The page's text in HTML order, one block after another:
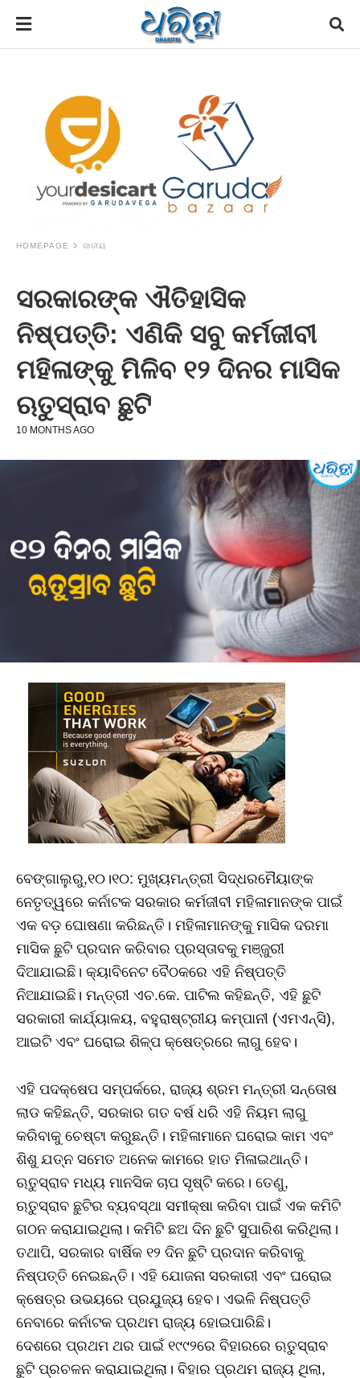
HOMEPAGE ଜାତୀୟ
ସରକାରଙ୍କ ଐତିହାସିକ
ନିଷ୍ପତ୍ତି: ଏଣିକି ସବୁ କର୍ମଜୀବୀ
ମହିଳାଙ୍କୁ ମିଳିବ ୧୨ ଦିନର ମାସିକ
ଋତୁସ୍ରାବ ଛୁଟି
10 MONTHS AGO
ବେଙ୍ଗାଲୁରୁ,୧୦।୧୦: ମୁଖ୍ୟମନ୍ତ୍ରୀ ସିଦ୍ଧରମୈୟାଙ୍କ
ନେତୃତ୍ୱରେ କର୍ନାଟକ ସରକାର କର୍ମଜୀବୀ ମହିଳାମାନଙ୍କ ପାଇଁ
ଏକ ବଡ଼ ଘୋଷଣା କରିଛନ୍ତି। ମହିଳାମାନଙ୍କୁ ମାସିକ ଦରମା
ମାସିକ ଛୁଟି ପ୍ରଦାନ କରିବାର ପ୍ରସ୍ତାବକୁ ମଞ୍ଜୁରୀ
ଦିଆଯାଇଛି। କ୍ୟାବିନେଟ ବୈଠକରେ ଏହି ନିଷ୍ପତ୍ତି
ନିଆଯାଇଛି। ମନ୍ତ୍ରୀ ଏଚ.କେ. ପାଟିଲ କହିଛନ୍ତି, ଏହି ଛୁଟି
ସରକାରୀ କାର୍ଯ୍ୟାଳୟ, ବହୁରାଷ୍ଟ୍ରୀୟ କମ୍ପାନୀ (ଏମଏନ୍ସି),
ଆଇଟି ଏବଂ ଘରୋଇ ଶିଳ୍ପ କ୍ଷେତ୍ରରେ ଲାଗୁ ହେବ।
ଏହି ପଦକ୍ଷେପ ସମ୍ପର୍କରେ, ରାଜ୍ୟ ଶ୍ରମ ମନ୍ତ୍ରୀ ସନ୍ତୋଷ
ଲାଡ କହିଛନ୍ତି, ସରକାର ଗତ ବର୍ଷ ଧରି ଏହି ନିୟମ ଲାଗୁ
କରିବାକୁ ଚେଷ୍ଟା କରୁଛନ୍ତି। ମହିଳାମାନେ ଘରୋଇ କାମ ଏବଂ
ଶିଶୁ ଯତ୍ନ ସମେତ ଅନେକ କାମରେ ହାତ ମିଳାଇଥାନ୍ତି।
ଋତୁସ୍ରାବ ମଧ୍ୟ ମାନସିକ ଚାପ ସୃଷ୍ଟି କରେ। ତେଣୁ,
ଋତୁସ୍ରାବ ଛୁଟିର ବ୍ୟବସ୍ଥା ସମୀକ୍ଷା କରିବା ପାଇଁ ଏକ କମିଟି
ଗଠନ କରାଯାଇଥିଲା। କମିଟି ଛଅ ଦିନ ଛୁଟି ସୁପାରିଶ କରିଥିଲା।
ତଥାପି, ସରକାର ବାର୍ଷିକ ୧୨ ଦିନ ଛୁଟି ପ୍ରଦାନ କରିବାକୁ
ନିଷ୍ପତ୍ତି ନେଇଛନ୍ତି। ଏହି ଯୋଜନା ସରକାରୀ ଏବଂ ଘରୋଇ
କ୍ଷେତ୍ର ଉଭୟରେ ପ୍ରଯୁଜ୍ୟ ହେବ। ଏଭଳି ନିଷ୍ପତ୍ତି
ନେବାରେ କର୍ନାଟକ ପ୍ରଥମ ରାଜ୍ୟ ହୋଇପାରିଛି।
ଦେଶରେ ପ୍ରଥମ ଥର ପାଇଁ ୧୯୯୨ରେ ବିହାରରେ ଋତୁସ୍ରାବ
ଛୁଟି ପ୍ରଚଳନ କରାଯାଇଥିଲା। ବିହାର ପ୍ରଥମ ରାଜ୍ୟ ଥିଲା,